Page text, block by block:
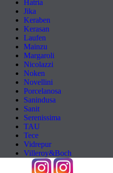
Hatria
Jika
Keraben
Kerasan
Laufen
Mainzu
Margaroli
Nicolazzi
Noken
Novellini
Porcelanosa
Sanindusa
Sanit
Serenissima
TAU
Tece
Vidrepur
Villeroy&Boch